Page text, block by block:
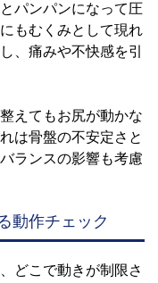
パンパンになって圧
もむくみとして現れ
、痛みや不快感を引
えてもお尻が動かな
は骨盤の不安定さと
ランスの影響も考慮
動作チェック
どこで動きが制限さ